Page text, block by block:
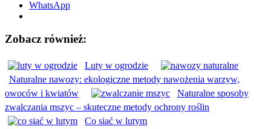
WhatsApp
Zobacz również:
Luty w ogrodzie
Naturalne nawozy: ekologiczne metody nawożenia warzyw,
owoców i kwiatów
Naturalne sposoby
zwalczania mszyc – skuteczne metody ochrony roślin
Co siać w lutym